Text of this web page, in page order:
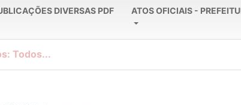
DIVERSAS PDF ATOS OFICIAIS -
Todos...